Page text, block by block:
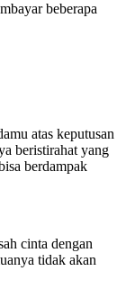
beberapa
atas keputusan
beristirahat yang
berdampak
cinta dengan
tidak akan